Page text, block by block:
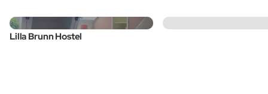
Lilla Brunn Hostel